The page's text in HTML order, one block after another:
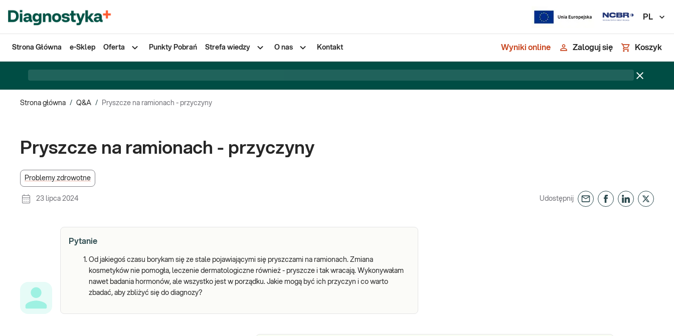
PL
Strona Główna e-Sklep Oferta Punkty Pobrań Strefa wiedzy O nas Kontakt Wyniki online Zaloguj się Koszyk
Strona główna / Q&A / Pryszcze na ramionach - przyczyny
Pryszcze na ramionach - przyczyny
Problemy zdrowotne
23 lipca 2024 Udostępnij
Pytanie
Od jakiegoś czasu borykam się ze stale pojawiającymi się pryszczami na ramionach. Zmiana
kosmetyków nie pomogła, leczenie dermatologiczne również - pryszcze i tak wracają. Wykonywałam
nawet badania hormonów, ale wszystko jest w porządku. Jakie mogą być ich przyczyn i co warto
zbadać, aby zbliżyć się do diagnozy?